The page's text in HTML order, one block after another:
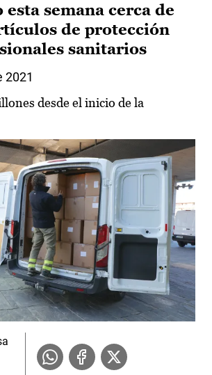
esta semana cerca de
de protección
sanitarios
2021
desde el inicio de la